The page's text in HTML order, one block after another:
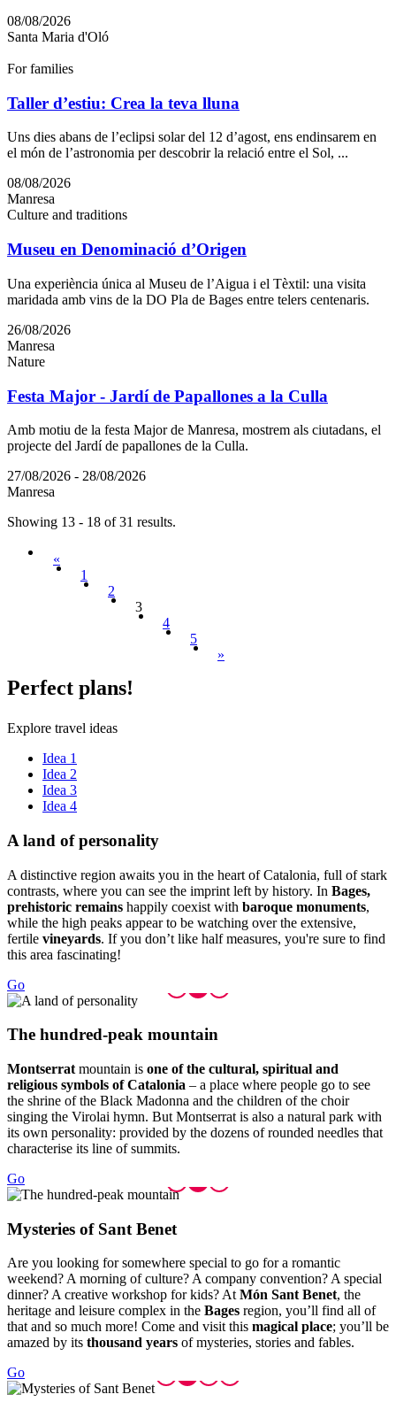
08/08/2026
Santa Maria d'Oló
For families
Taller d’estiu: Crea la teva lluna
Uns dies abans de l’eclipsi solar del 12 d’agost, ens endinsarem en
el món de l’astronomia per descobrir la relació entre el Sol, ...
08/08/2026
Manresa
Culture and traditions
Museu en Denominació d’Origen
Una experiència única al Museu de l’Aigua i el Tèxtil: una visita
maridada amb vins de la DO Pla de Bages entre telers centenaris.
26/08/2026
Manresa
Nature
Festa Major - Jardí de Papallones a la Culla
Amb motiu de la festa Major de Manresa, mostrem als ciutadans, el
projecte del Jardí de papallones de la Culla.
27/08/2026 - 28/08/2026
Manresa
Showing 13 - 18 of 31 results.
«
1
2
3
4
5
»
Perfect plans!
Explore travel ideas
Idea 1
Idea 2
Idea 3
Idea 4
A land of personality
A distinctive region awaits you in the heart of Catalonia, full of stark
contrasts, where you can see the imprint left by history. In Bages,
prehistoric remains happily coexist with baroque monuments,
while the high peaks appear to be watching over the extensive,
fertile vineyards. If you don’t like half measures, you're sure to find
this area fascinating!
Go
The hundred-peak mountain
Montserrat mountain is one of the cultural, spiritual and
religious symbols of Catalonia – a place where people go to see
the shrine of the Black Madonna and the children of the choir
singing the Virolai hymn. But Montserrat is also a natural park with
its own personality: provided by the dozens of rounded needles that
characterise its line of summits.
Go
Mysteries of Sant Benet
Are you looking for somewhere special to go for a romantic
weekend? A morning of culture? A company convention? A special
dinner? A creative workshop for kids? At Món Sant Benet, the
heritage and leisure complex in the Bages region, you’ll find all of
that and so much more! Come and visit this magical place; you’ll be
amazed by its thousand years of mysteries, stories and fables.
Go